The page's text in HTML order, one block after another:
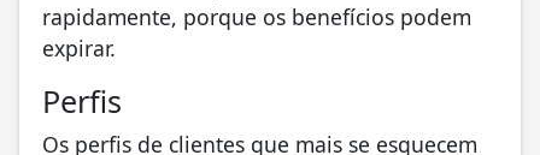
rapidamente, porque os benefícios podem
expirar.
Perfis
Os perfis de clientes que mais se esquecem